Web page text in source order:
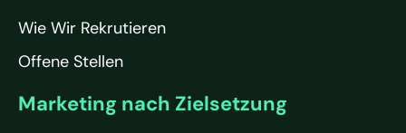
Wie Wir Rekrutieren
Offene Stellen
Marketing nach Zielsetzung